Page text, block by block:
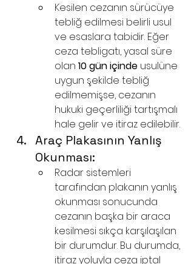
Kesilen cezanın sürücüye
tebliğ edilmesi belirli usul
ve esaslara tabidir. Eğer
ceza tebligatı, yasal süre
olan 10 gün içinde usulüne
uygun şekilde tebliğ
edilmemişse, cezanın
hukuki geçerliliği tartışmalı
hale gelir ve itiraz edilebilir.
Araç Plakasının Yanlış
Okunması:
Radar sistemleri
tarafından plakanın yanlış
okunması sonucunda
cezanın başka bir araca
kesilmesi sıkça karşılaşılan
bir durumdur. Bu durumda,
itiraz yoluyla ceza iptal